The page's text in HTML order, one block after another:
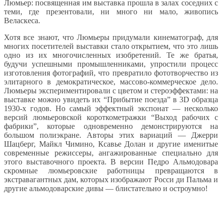
Люмьер: посвященная им выставка прошла в залах соседних с
теми, где презентовали, ни много ни мало, живопись
Веласкеса.
Хотя все знают, что Люмьеры придумали кинематограф, для
многих посетителей выставки стало открытием, что это лишь
одно из их многочисленных изобретений. Те же братья,
будучи успешными промышленниками, упростили процесс
изготовления фотографий, что превратило фототворчество из
элитарного в демократическое, массово-коммерческое дело.
Люмьеры экспериментировали с цветом и стероэффектами: на
выставке можно увидеть их “Прибытие поезда” в 3D образца
1930-х годов. Но самый эффектный экспонат — несколько
версий люмьеровской короткометражки “Выход рабочих с
фабрики”, которые одновременно демонстрируются на
большом полиэкране. Авторы этих вариаций — Джерри
Шацберг, Майкл Чимино, Ксавье Долан и другие именитые
современные режиссеры, ангажированные специально для
этого выставочного проекта. В версии Педро Альмодовара
скромные люмьеровские работницы превращаются в
экстравагантных дам, которых изображают Росси ди Пальма и
другие альмодоварские дивы — блистательно и остроумно!